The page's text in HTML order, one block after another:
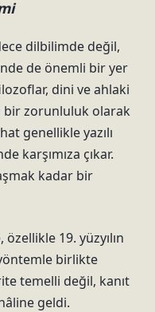
dilbilimde değil,
de önemli bir yer
dini ve ahlaki
bir zorunluluk olarak
genellikle yazılı
karşımıza çıkar.
kadar bir
19. yüzyılın
birlikte
temelli değil, kanıt
geldi.